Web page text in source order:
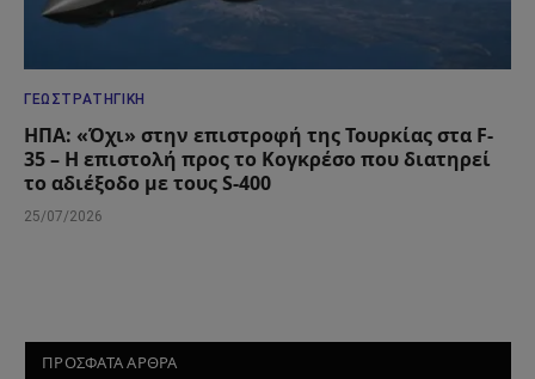
ΓΕΩΣΤΡΑΤΗΓΙΚΉ
ΗΠΑ: «Όχι» στην επιστροφή της Τουρκίας στα F-
35 – Η επιστολή προς το Κογκρέσο που διατηρεί
το αδιέξοδο με τους S-400
25/07/2026
ΠΡΟΣΦΑΤΑ ΑΡΘΡΑ